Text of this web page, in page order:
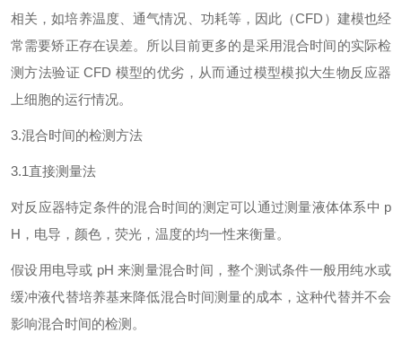
相关，如培养温度、通气情况、功耗等，因此（CFD）建模也经
常需要矫正存在误差。所以目前更多的是采用混合时间的实际检
测方法验证 CFD 模型的优劣，从而通过模型模拟大生物反应器
上细胞的运行情况。
3.混合时间的检测方法
3.1直接测量法
对反应器特定条件的混合时间的测定可以通过测量液体体系中 p
H，电导，颜色，荧光，温度的均一性来衡量。
假设用电导或 pH 来测量混合时间，整个测试条件一般用纯水或
缓冲液代替培养基来降低混合时间测量的成本，这种代替并不会
影响混合时间的检测。